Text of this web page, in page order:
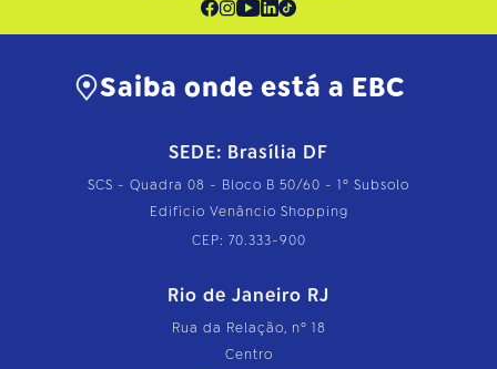
Saiba onde está a EBC
SEDE: Brasília DF
SCS - Quadra 08 - Bloco B 50/60 - 1º Subsolo
Edifício Venâncio Shopping
CEP: 70.333-900
Rio de Janeiro RJ
Rua da Relação, nº 18
Centro